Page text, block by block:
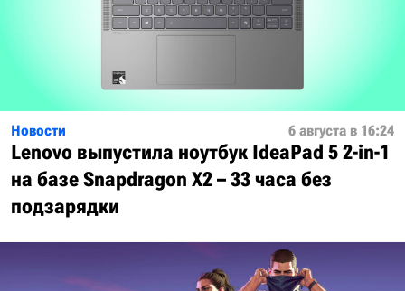
Новости 6 августа в 16:24
Lenovo выпустила ноутбук IdeaPad 5 2-in-1
на базе Snapdragon X2 – 33 часа без
подзарядки